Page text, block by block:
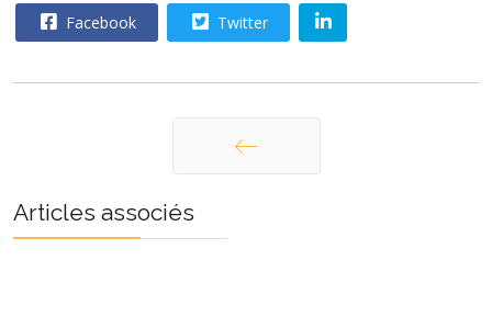
Facebook Twitter
Articles associés